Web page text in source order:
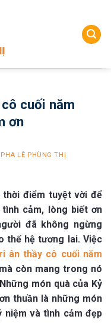
cuối năm
ơn
PHA LÊ PHÙNG THỊ
điểm tuyệt vời để
cảm, lòng biết ơn
đã không ngừng
thế hệ tương lai. Việc
ân thầy cô cuối năm
còn mang trong nó
món quà của Kỷ
thuần là những món
niệm và tình cảm đẹp